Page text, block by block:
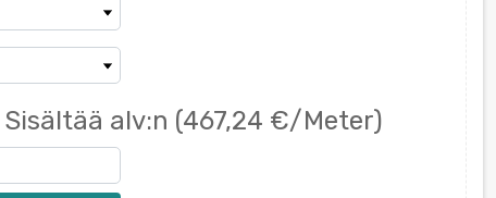
Sisältää alv:n (467,24 €/Meter)